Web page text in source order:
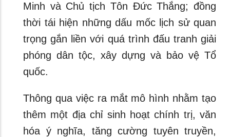
Minh và Chủ tịch Tôn Đức Thắng; đồng
thời tái hiện những dấu mốc lịch sử quan
trọng gắn liền với quá trình đấu tranh giải
phóng dân tộc, xây dựng và bảo vệ Tổ
quốc.
Thông qua việc ra mắt mô hình nhằm tạo
thêm một địa chỉ sinh hoạt chính trị, văn
hóa ý nghĩa, tăng cường tuyên truyền,